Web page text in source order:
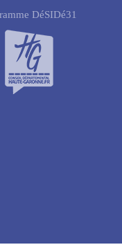
DéSIDé31